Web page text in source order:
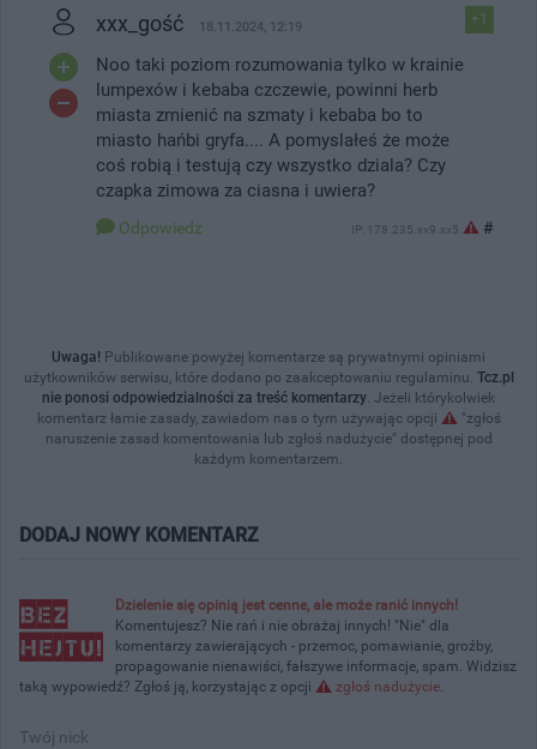
+1
xxx_gość 18.11.2024, 12:19
Noo taki poziom rozumowania tylko w krainie
lumpexów i kebaba czczewie, powinni herb
miasta zmienić na szmaty i kebaba bo to
miasto hańbi gryfa.... A pomyslałeś że może
coś robią i testują czy wszystko dziala? Czy
czapka zimowa za ciasna i uwiera?
Odpowiedz IP: 178.235.xx9.xx5 #
Uwaga! Publikowane powyżej komentarze są prywatnymi opiniami
użytkowników serwisu, które dodano po zaakceptowaniu regulaminu. Tcz.pl
nie ponosi odpowiedzialności za treść komentarzy. Jeżeli którykolwiek
komentarz łamie zasady, zawiadom nas o tym używając opcji
"zgłoś
naruszenie zasad komentowania lub zgłoś nadużycie" dostępnej pod
każdym komentarzem.
DODAJ NOWY KOMENTARZ
Dzielenie się opinią jest cenne, ale może ranić innych!
Komentujesz? Nie rań i nie obrażaj innych! "Nie" dla
komentarzy zawierających - przemoc, pomawianie, groźby,
propagowanie nienawiści, fałszywe informacje, spam. Widzisz
taką wypowiedź? Zgłoś ją, korzystając z opcji
zgłoś nadużycie.
Twój nick